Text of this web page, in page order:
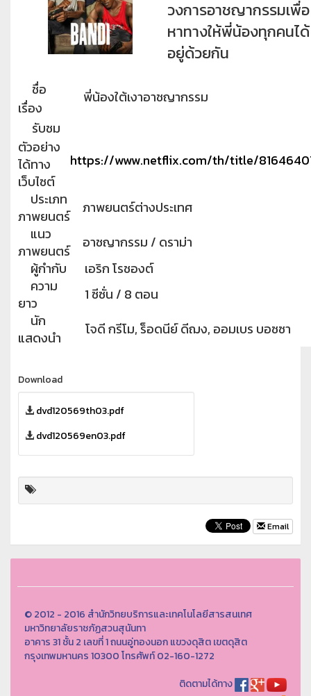
วงการอาชญากรรมเพื่อ
หาทางให้พี่น้องทุกคนได้
อยู่ด้วยกัน
ชื่อ
เรื่อง
พี่น้องใต้เงาอาชญากรรม
รับชม
ตัวอย่าง
ได้ทาง
เว็บไซต์
https://www.netflix.com/th/title/
ประเภท
ภาพยนตร์
ภาพยนตร์ต่างประเทศ
แนว
ภาพยนตร์
อาชญากรรม / ดราม่า
ผู้กำกับ
เอริก โรชองต์
ความ
ยาว
1 ซีซั่น / 8 ตอน
นัก
แสดงนำ
โจดี กรีโม, ร็อดนีย์ ดีฌง, ออมเบร บอซซา
Download
dvd120569th03.pdf
dvd120569en03.pdf
Email
© 2012 - 2016 สำนักวิทยบริการและเทคโนโลยีสารสนเทศ
มหาวิทยาลัยราชภัฏสวนสุนันทา
อาคาร 31 ชั้น 2 เลขที่ 1 ถนนอู่ทองนอก แขวงดุสิต เขตดุสิต
กรุงเทพมหานคร 10300 โทรศัพท์ 02-160-1272
ติดตามได้ทาง